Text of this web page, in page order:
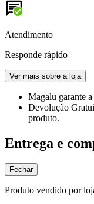
Atendimento
Responde rápido
Ver mais sobre a loja
Magalu garante
Devolução
produto.
Entrega e
Fechar
Produto vendido por